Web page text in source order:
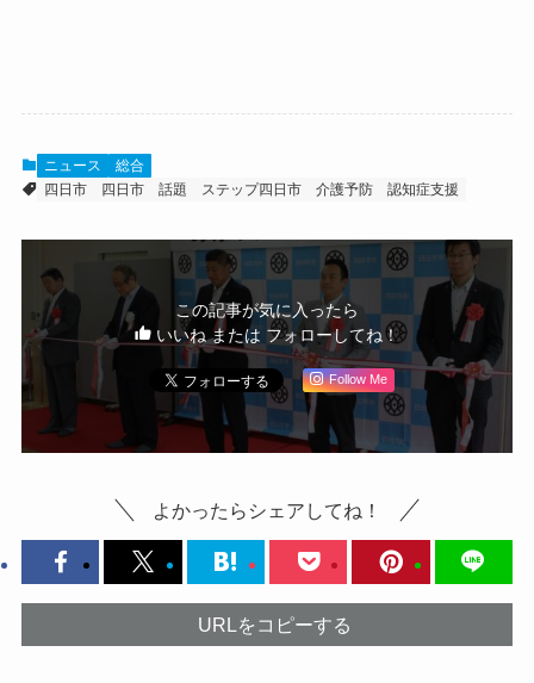
ニュース
総合
四日市
四日市 話題 ステップ四日市 介護予防 認知症支援
この記事が気に入ったら
いいね または フォローしてね！
Follow Me
よかったらシェアしてね！
URLをコピーする